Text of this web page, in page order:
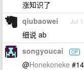
涨知识了
qiubaowei Jul
细说 ab
songyoucai OP
@Honekoneke